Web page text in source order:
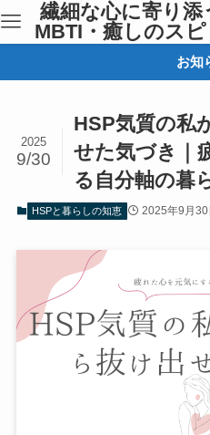
繊細な心に寄り添
MBTI・癒しのス
お知
HSP気質の私
せた気づき｜
る自分軸の暮
2025
9/30
HSPと暮らしの知恵 2025年9月30